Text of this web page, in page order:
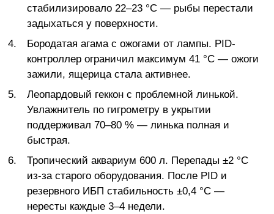
стабилизировало 22–23 °C — рыбы перестали
задыхаться у поверхности.
Бородатая агама с ожогами от лампы. PID-
контроллер ограничил максимум 41 °C — ожоги
зажили, ящерица стала активнее.
Леопардовый геккон с проблемной линькой.
Увлажнитель по гигрометру в укрытии
поддерживал 70–80 % — линька полная и
быстрая.
Тропический аквариум 600 л. Перепады ±2 °C
из-за старого оборудования. После PID и
резервного ИБП стабильность ±0,4 °C —
нересты каждые 3–4 недели.